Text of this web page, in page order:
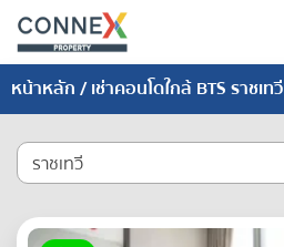
หน้าหลัก/ เช่าคอนโดใกล้ BTS ราชเทวี
ราชเทวี